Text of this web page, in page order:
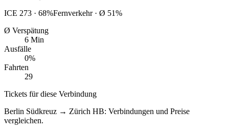
ICE 273 · 68%Fernverkehr · Ø 51%
Ø Verspätung
6 Min
Ausfälle
0%
Fahrten
29
Tickets für diese Verbindung
Berlin Südkreuz → Zürich HB: Verbindungen und Preise
vergleichen.